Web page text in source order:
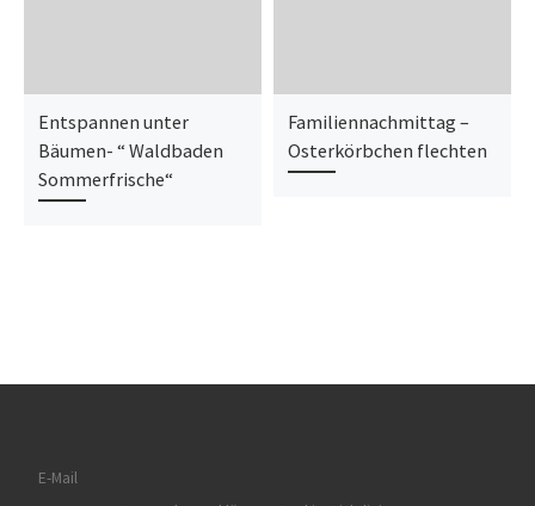
Entspannen unter
Bäumen- “ Waldbaden
Sommerfrische“
Familiennachmittag –
Osterkörbchen flechten
E-Mail